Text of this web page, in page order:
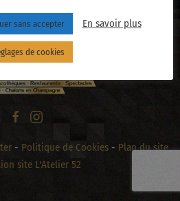
- Politique de Cookies - Plan du site
site L'Atelier 52
sans accepter En savoir plus
de cookies